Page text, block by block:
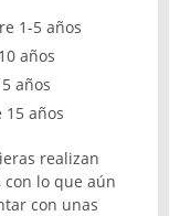
1-5 años
años
años
15 años
realizan
lo que aún
con unas